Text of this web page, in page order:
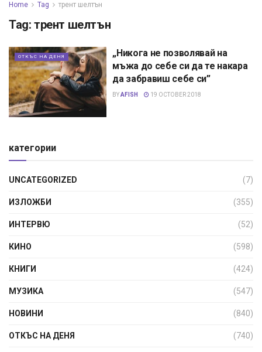
Home Tag трент шелтън
Tag: трент шелтън
ОТКЪС НА ДЕНЯ
„Никога не позволявай на
мъжа до себе си да те накара
да забравиш себе си”
BYAFISH 19 OCTOBER 2018
категории
UNCATEGORIZED (7)
ИЗЛОЖБИ (355)
ИНТЕРВЮ (52)
КИНО (598)
КНИГИ (424)
МУЗИКА (547)
НОВИНИ (840)
ОТКЪС НА ДЕНЯ (740)